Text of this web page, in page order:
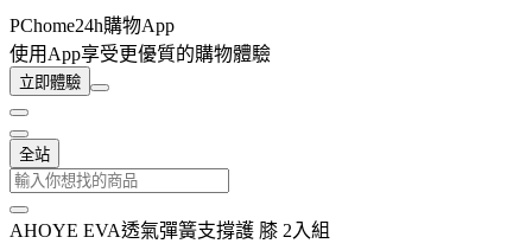
PChome24h購物App
使用App享受更優質的購物體驗
立即體驗
全站
AHOYE EVA透氣彈簧支撐護 膝 2入組